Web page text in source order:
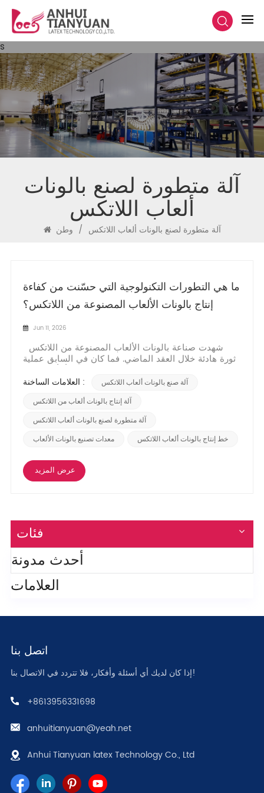
s
آلة متطورة لصنع بالونات
ألعاب اللاتكس
وطن / آلة متطورة لصنع بالونات ألعاب اللاتكس
ما هي التطورات التكنولوجية التي حسّنت من كفاءة
إنتاج بالونات الألعاب المصنوعة من اللاتكس؟
Jun 11, 2026
ثورة هادئة خلال العقد الماضي. فما كان في السابق عملية
مدفوعًا بالهندسة الدقيقة والأتمتة الذكية. وقد أعادت العديد
المصانع لهذه المنتجات ا...
العلامات الساخنة : آلة صنع بالونات ألعاب اللاتكس
آلة إنتاج بالونات ألعاب من اللاتكس
آلة متطورة لصنع بالونات ألعاب اللاتكس
معدات تصنيع بالونات الألعاب خط إنتاج بالونات ألعاب اللاتكس
عرض المزيد
فئات
أحدث مدونة
العلامات
اتصل بنا
إذا كان لديك أي أسئلة وأفكار، فلا تتردد في الاتصال بنا!
+8613956331698
anhuitianyuan@yeah.net
Anhui Tianyuan latex Technology Co., Ltd